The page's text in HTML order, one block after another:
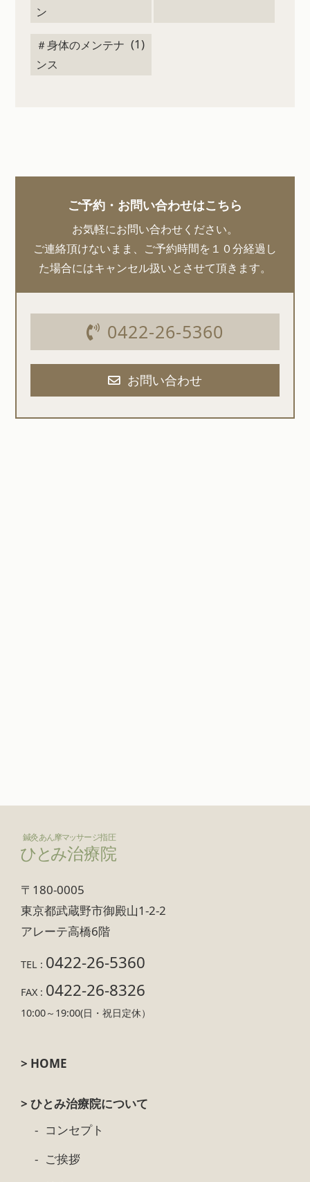
ン
＃身体のメンテナ
ンス
(1)
ご予約・お問い合わせはこちら
お気軽にお問い合わせください。
ご連絡頂けないまま、ご予約時間を１０分経過し
た場合にはキャンセル扱いとさせて頂きます。
0422-26-5360
お問い合わせ
〒180-0005
東京都武蔵野市御殿山1-2-2
アレーテ高橋6階
TEL : 0422-26-5360
FAX : 0422-26-8326
10:00～19:00(日・祝日定休）
> HOME
> ひとみ治療院について
コンセプト
ご挨拶